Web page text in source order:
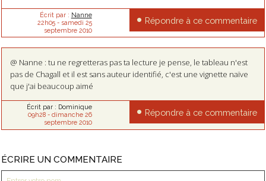
Écrit par : Nanne
22h05- samedi 25
septembre 2010
Répondre à ce commentaire
@ Nanne : tu ne regretteras pas ta lecture je pense, le tableau n'est
pas de Chagall et il est sans auteur identifié, c'est une vignette naïve
que j'ai beaucoup aimé
Écrit par : Dominique
09h28- dimanche 26
septembre 2010
Répondre à ce commentaire
ÉCRIRE UN COMMENTAIRE